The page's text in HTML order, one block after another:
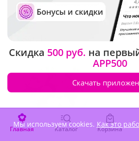
Букет "Сказочная фантазия"
В наличии В
3
Главная Каталог Корзина
Скидка 500 руб. на
APP500
Скачать
Мы используем cookies. Как это